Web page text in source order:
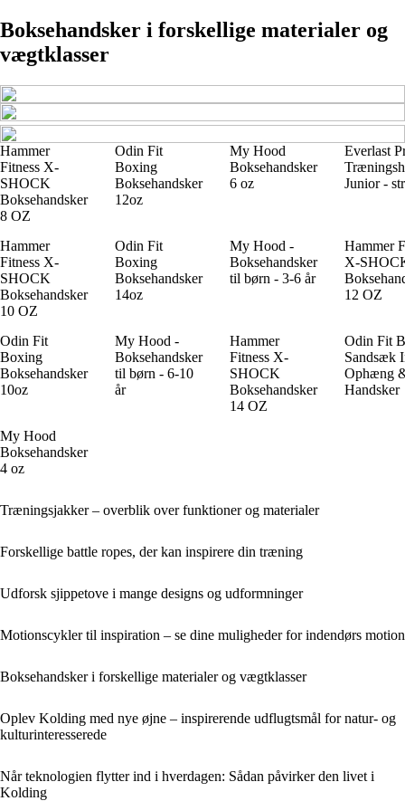
Boksehandsker i forskellige materialer og
vægtklasser
Hammer
Fitness X-
SHOCK
Boksehandsker
8 OZ
Odin Fit
Boxing
Boksehandsker
12oz
My Hood
Boksehandsker
6 oz
Everlast
Junior -
Hammer
Fitness X-
SHOCK
Boksehandsker
10 OZ
Odin Fit
Boxing
Boksehandsker
14oz
My Hood -
Boksehandsker
til børn - 3-6 år
Hammer
X-
12 OZ
Odin Fit
Boxing
Boksehandsker
10oz
My Hood -
Boksehandsker
til børn - 6-10
år
Hammer
Fitness X-
SHOCK
Boksehandsker
14 OZ
Odin Fit
Sandsæk
Ophæng
Handsker
My Hood
Boksehandsker
4 oz
Træningsjakker – overblik over funktioner og materialer
Forskellige battle ropes, der kan inspirere din træning
Udforsk sjippetove i mange designs og udformninger
Motionscykler til inspiration – se dine muligheder for indendørs motion
Boksehandsker i forskellige materialer og vægtklasser
Oplev Kolding med nye øjne – inspirerende udflugtsmål for natur- og
kulturinteresserede
Når teknologien flytter ind i hverdagen: Sådan påvirker den livet i
Kolding